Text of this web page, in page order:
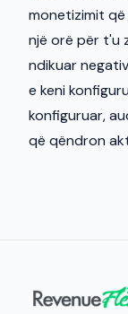
monetizimit që
një orë për t'u
ndikuar
e keni
konfiguruar,
që qëndron